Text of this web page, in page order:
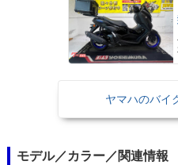
ヤマハのバイ
モデル／カラー／関連情報